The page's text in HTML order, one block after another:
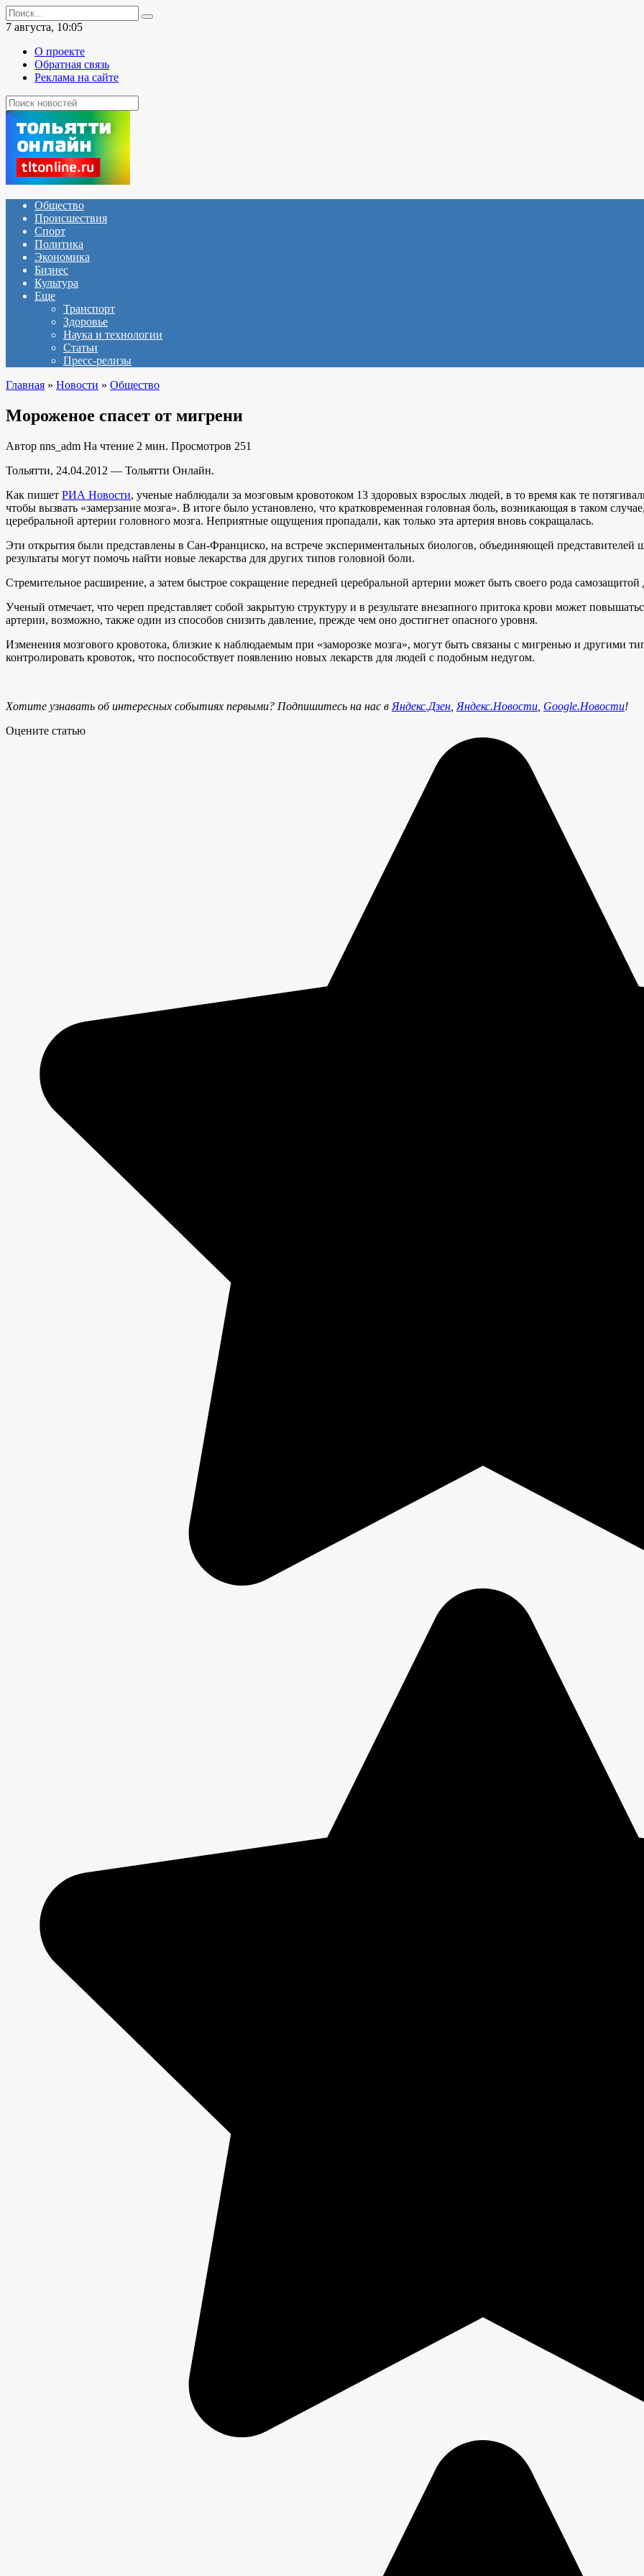
Перейти
к
содержанию
Search
for:
7 августа, 10:05
О проекте
Обратная связь
Реклама на сайте
Общество
Происшествия
Спорт
Политика
Экономика
Бизнес
Культура
Еще
Транспорт
Здоровье
Наука и технологии
Статьи
Пресс-релизы
Главная » Новости » Общество
Мороженое спасет от мигрени
Автор nns_adm На чтение 2 мин. Просмотров 251
Тольятти, 24.04.2012 — Тольятти Онлайн.
Как пишет РИА Новости, ученые наблюдали за мозговым кровотоком 13 здоровых взрослых людей, в то время как те
чтобы вызвать «замерзание мозга». В итоге было установлено, что кратковременная головная боль, возникающая в таком
церебральной артерии головного мозга. Неприятные ощущения пропадали, как только эта артерия вновь сокращалась.
Эти открытия были представлены в Сан-Франциско, на встрече экспериментальных биологов, объединяющей представителей
результаты могут помочь найти новые лекарства для других типов головной боли.
Стремительное расширение, а затем быстрое сокращение передней церебральной артерии может быть своего рода самозащитой
Ученый отмечает, что череп представляет собой закрытую структуру и в результате внезапного притока крови может
артерии, возможно, также один из способов снизить давление, прежде чем оно достигнет опасного уровня.
Изменения мозгового кровотока, близкие к наблюдаемым при «заморозке мозга», могут быть связаны с мигренью и другими
контролировать кровоток, что поспособствует появлению новых лекарств для людей с подобным недугом.
Хотите узнавать об интересных событиях первыми? Подпишитесь на нас в Яндекс.Дзен Яндекс.Новости Google.Новости!
Оцените статью